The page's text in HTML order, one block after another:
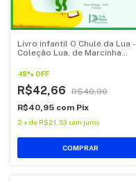
Livro infantil O Chulé da Lua -
Coleção Lua, de Marcinha
-15% OFF
R$42,66
R$49,90
R$40,95 com Pix
2 x de R$21,33 sem juros